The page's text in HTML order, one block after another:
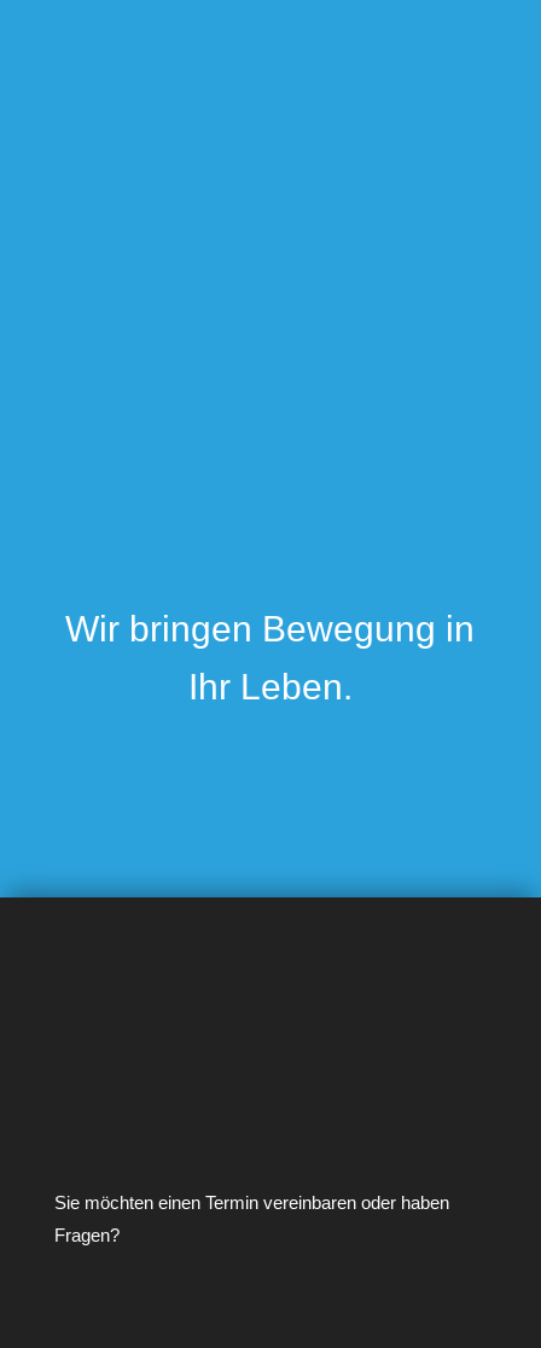
Wir bringen Bewegung in
Ihr Leben.
Sie möchten einen Termin vereinbaren oder haben
Fragen?